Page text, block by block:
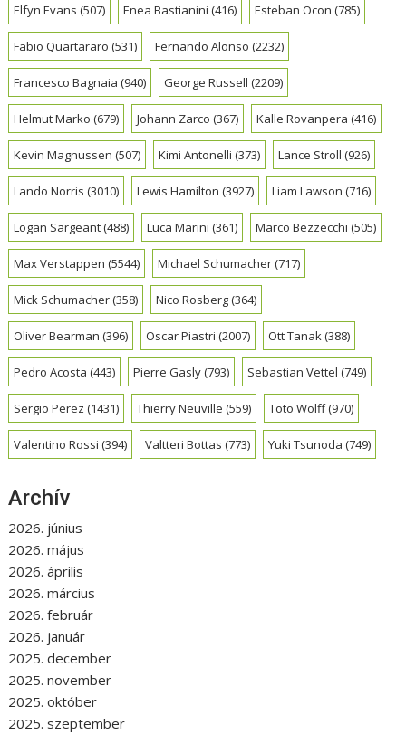
Elfyn Evans (507) Enea Bastianini (416) Esteban Ocon (785)
Fabio Quartararo (531) Fernando Alonso (2232)
Francesco Bagnaia (940) George Russell (2209)
Helmut Marko (679) Johann Zarco (367) Kalle Rovanpera (416)
Kevin Magnussen (507) Kimi Antonelli (373) Lance Stroll (926)
Lando Norris (3010) Lewis Hamilton (3927) Liam Lawson (716)
Logan Sargeant(488) Luca Marini (361) Marco Bezzecchi (505)
Max Verstappen (5544) Michael Schumacher(717)
Mick Schumacher(358) Nico Rosberg(364)
Oliver Bearman (396) Oscar Piastri (2007) Ott Tanak(388)
Pedro Acosta (443) Pierre Gasly(793) Sebastian Vettel (749)
Sergio Perez (1431) Thierry Neuville (559) Toto Wolff(970)
Valentino Rossi (394) Valtteri Bottas (773) Yuki Tsunoda (749)
Archív
2026. június
2026. május
2026. április
2026. március
2026. február
2026. január
2025. december
2025. november
2025. október
2025. szeptember